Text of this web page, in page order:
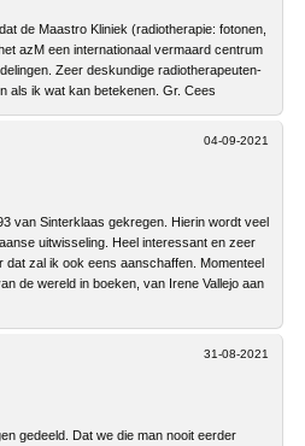
de Maastro Kliniek (radiotherapie: fotonen,
azM een internationaal vermaard centrum
Zeer deskundige radiotherapeuten-
als ik wat kan betekenen. Gr. Cees
04-09-2021
van Sinterklaas gekregen. Hierin wordt veel
uitwisseling. Heel interessant en zeer
dat zal ik ook eens aanschaffen. Momenteel
de wereld in boeken, van Irene Vallejo aan
31-08-2021
gedeeld. Dat we die man nooit eerder